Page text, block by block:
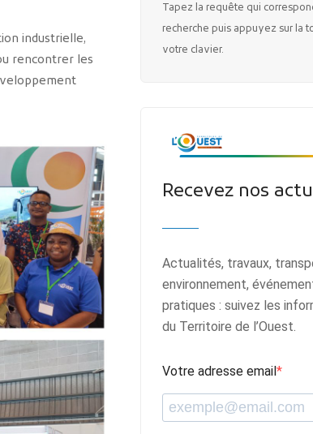
industrielle,
rencontrer les
Tapez la requête qui
recherche puis appuyez sur la
votre clavier.
Recevez nos
Actualités, travaux,
environnement,
pratiques : suivez les
du Territoire de l’Ouest.
Votre adresse email